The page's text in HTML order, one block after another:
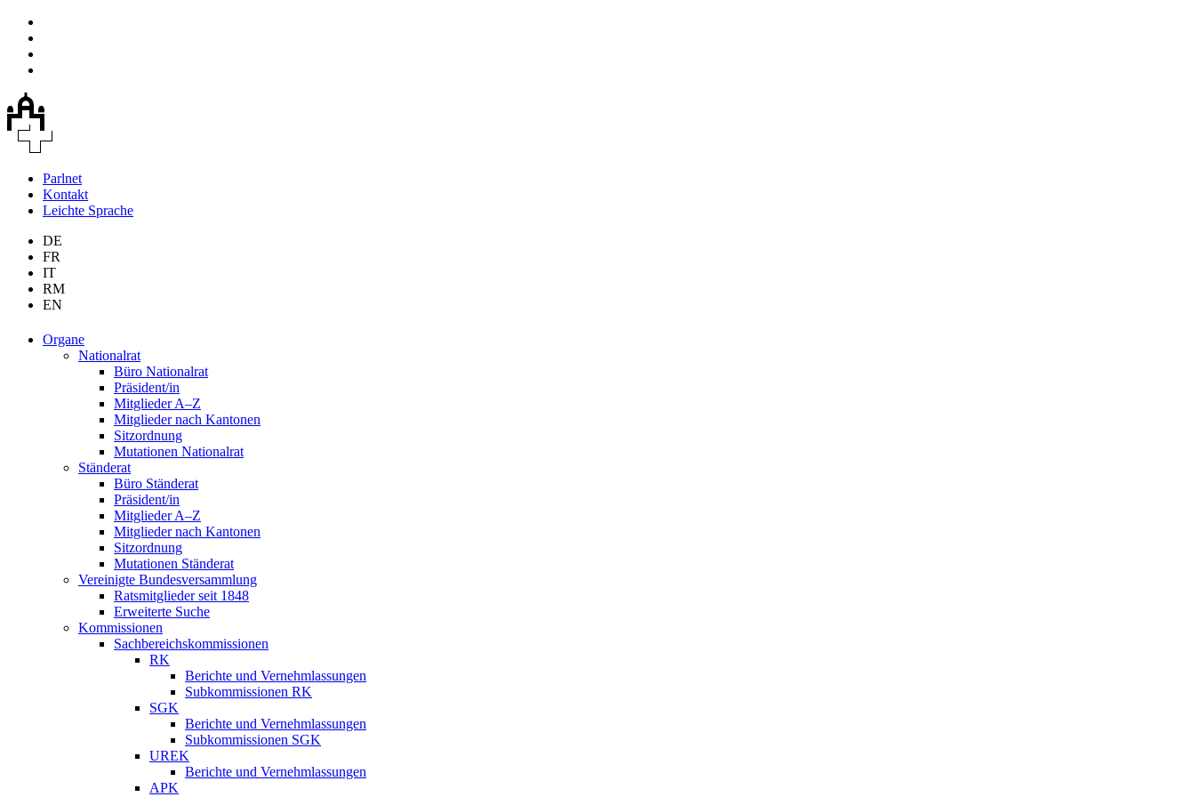
Parlnet
Kontakt
Leichte Sprache
DE
FR
IT
RM
EN
Organe
Nationalrat
Büro Nationalrat
Präsident/in
Mitglieder A–Z
Mitglieder nach Kantonen
Sitzordnung
Mutationen Nationalrat
Ständerat
Büro Ständerat
Präsident/in
Mitglieder A–Z
Mitglieder nach Kantonen
Sitzordnung
Mutationen Ständerat
Vereinigte Bundesversammlung
Ratsmitglieder seit 1848
Erweiterte Suche
Kommissionen
Sachbereichskommissionen
RK
Berichte und Vernehmlassungen
Subkommissionen RK
SGK
Berichte und Vernehmlassungen
Subkommissionen SGK
UREK
Berichte und Vernehmlassungen
APK